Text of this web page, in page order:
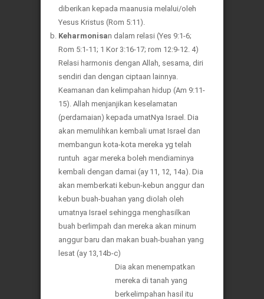
diberikan kepada maanusia melalui/oleh
Yesus Kristus (Rom 5:11).
Keharmonisan dalam relasi (Yes 9:1-6;
Rom 5:1-11; 1 Kor 3:16-17; rom 12:9-12. 4)
Relasi harmonis dengan Allah, sesama, diri
sendiri dan dengan ciptaan lainnya.
Keamanan dan kelimpahan hidup (Am 9:11-
15). Allah menjanjikan keselamatan
(perdamaian) kepada umatNya Israel. Dia
akan memulihkan kembali umat Israel dan
membangun kota-kota mereka yg telah
runtuh agar mereka boleh mendiaminya
kembali dengan damai (ay 11, 12, 14a). Dia
akan memberkati kebun-kebun anggur dan
kebun buah-buahan yang diolah oleh
umatnya Israel sehingga menghasilkan
buah berlimpah dan mereka akan minum
anggur baru dan makan buah-buahan yang
lesat (ay 13,14b-c)
Dia akan menempatkan
mereka di tanah yang
berkelimpahan hasil itu